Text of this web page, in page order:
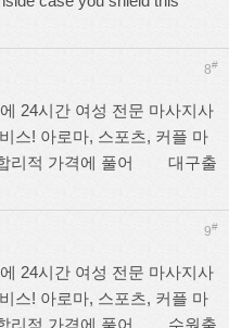
8#
24시간 여성 전문 마사지사
스! 아로마, 스포츠, 커플 마
합리적 가격에 풀어 대구출
9#
24시간 여성 전문 마사지사
스! 아로마, 스포츠, 커플 마
합리적 가격에 풀어 수원출